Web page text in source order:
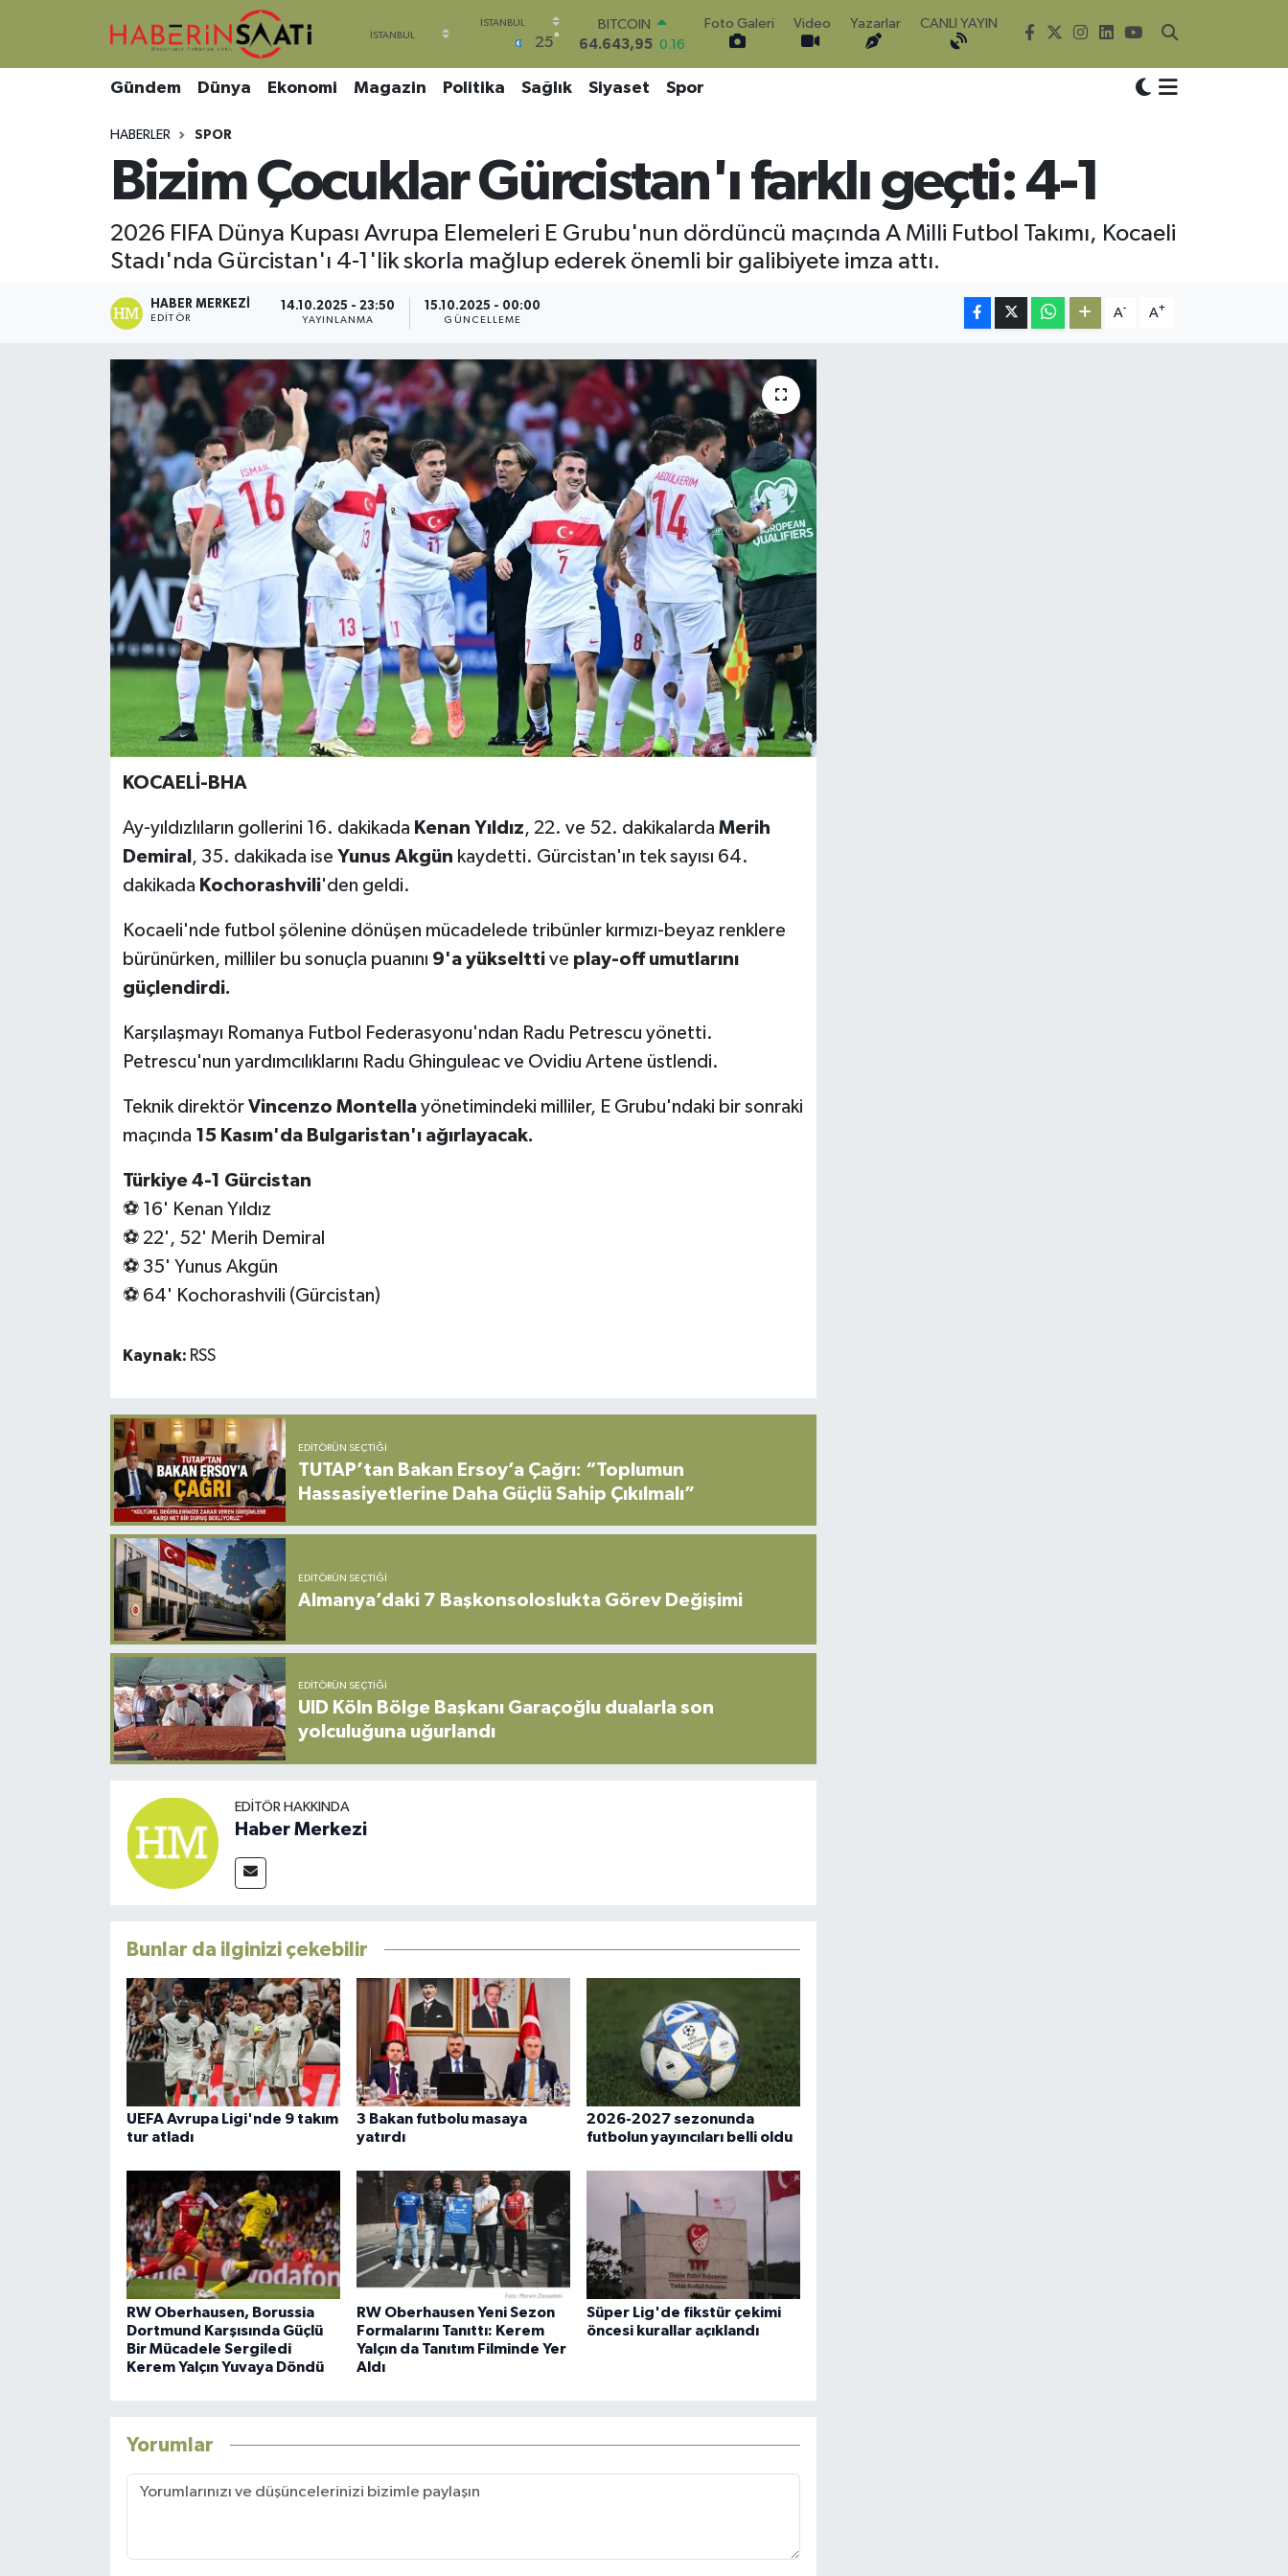
25°
DOLAR
47,6006 0.06
EURO
55,0250
0.02
6500.87
0.12
BİST100
Foto Galeri Video Yazarlar CANLI YAYIN
Gündem Dünya Ekonomi Magazin Politika Sağlık Siyaset Spor
HABERLER SPOR
Bizim Çocuklar Gürcistan'ı farklı geçti: 4-1
2026 FIFA Dünya Kupası Avrupa Elemeleri E Grubu'nun dördüncü maçında A Milli Futbol Takımı, Kocaeli
Stadı'nda Gürcistan'ı 4-1'lik skorla mağlup ederek önemli bir galibiyete imza attı.
HABER MERKEZI
EDITÖR
14.10.2025 - 23:50
YAYINLANMA
15.10.2025 - 00:00
GÜNCELLEME
A- A+
KOCAELİ-BHA
Ay-yıldızlıların gollerini 16. dakikada Kenan Yıldız, 22. ve 52. dakikalarda Merih
Demiral , 35. dakikada ise Yunus Akgün kaydetti. Gürcistan'ın tek sayısı 64.
dakikada Kochorashvili'den geldi.
Kocaeli'nde futbol şölenine dönüşen mücadelede tribünler kırmızı-beyaz renklere
bürünürken, milliler bu sonuçla puanını 9'a yükselttive play-off umutlarını
güçlendirdi.
Karşılaşmayı Romanya Futbol Federasyonu'ndan Radu Petrescu yönetti.
Petrescu'nun yardımcılıklarını Radu Ghinguleac ve Ovidiu Artene üstlendi.
Teknik direktör Vincenzo Montellayönetimindeki milliler, E Grubu'ndaki bir sonraki
maçında 15 Kasım'da Bulgaristan'ı ağırlayacak.
Türkiye 4-1 Gürcistan
⚽ 16' Kenan Yıldız
⚽ 22', 52' Merih Demiral
⚽ 35' Yunus Akgün
⚽ 64' Kochorashvili (Gürcistan)
Kaynak: RSS
EDITÖRÜN SEÇTIĞI
TUTAP’tan Bakan Ersoy’a Çağrı: “Toplumun
Hassasiyetlerine Daha Güçlü Sahip Çıkılmalı”
EDITÖRÜN SEÇTIĞI
Almanya’daki 7 Başkonsoloslukta Görev Değişimi
EDITÖRÜN SEÇTIĞI
UID Köln Bölge Başkanı Garaçoğlu dualarla son
yolculuğuna uğurlandı
EDITÖR HAKKINDA
Haber Merkezi
Bunlar da ilginizi çekebilir
UEFA Avrupa Ligi'nde 9 takım
tur atladı
3 Bakan futbolu masaya
yatırdı
2026-2027 sezonunda
futbolun yayıncıları belli oldu
RW Oberhausen, Borussia
Dortmund Karşısında Güçlü
Bir Mücadele Sergiledi
Kerem Yalçın Yuvaya Döndü
RW Oberhausen Yeni Sezon
Formalarını Tanıttı: Kerem
Yalçın da Tanıtım Filminde Yer
Aldı
Süper Lig'de fikstür çekimi
öncesi kurallar açıklandı
Yorumlar
Asayiş
Ekonomi
Gündem
Haberde İnsan
Kültür-Sanat
Magazin
Podcast
Nöbetçi Eczaneler
Trafik Durumu
Tüm Manşetler
Son Dakika Haberleri
Haber Arşivi